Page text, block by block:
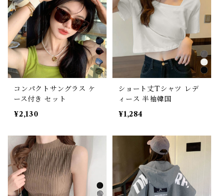
コンパクトサングラス ケ
ース付き セット
¥2,130
ショート丈Tシャツ レデ
ィース 半袖韓国
¥1,284